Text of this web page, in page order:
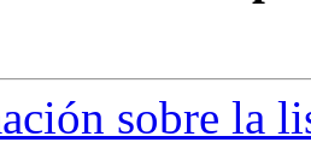
sobre la